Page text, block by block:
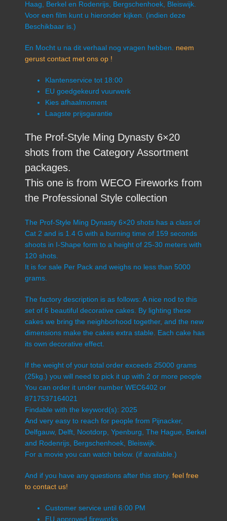
Haag, Berkel en Rodenrijs, Bergschenhoek, Bleiswijk.
Voor een film kunt u hieronder kijken. (indien deze
Beschikbaar is.)
En Mocht u na dit verhaal nog vragen hebben. neem
gerust contact met ons op !
Klantenservice tot 18:00
EU goedgekeurd vuurwerk
Kies afhaalmoment
Laagste prijsgarantie
The Prof-Style Ming Dynasty 6×20
shots from the Category Assortment
packages.
This one is from WECO Fireworks from
the Professional Style collection
The Prof-Style Ming Dynasty 6×20 shots has a class of
Cat 2 and is 1.4 G with a burning time of 159 seconds
shoots in I-Shape form to a height of 25-30 meters with
120 shots.
It is for sale Per Pack and weighs no less than 5000
grams.
The factory description is as follows: A nice nod to this
set of 6 beautiful decorative cakes. By lighting these
cakes we bring the neighborhood together, and the new
dimensions make the cakes extra stable. Each cake has
its own decorative effect.
If the weight of your total order exceeds 25000 grams
(25kg.) you will need to pick it up with 2 or more people
You can order it under number WEC6402 or
8717537164021
Findable with the keyword(s): 2025
And very easy to reach for people from Pijnacker,
Delfgauw, Delft, Nootdorp, Ypenburg, The Hague, Berkel
and Rodenrijs, Bergschenhoek, Bleiswijk.
For a movie you can watch below. (if available.)
And if you have any questions after this story. feel free
to contact us!
Customer service until 6:00 PM
EU approved fireworks